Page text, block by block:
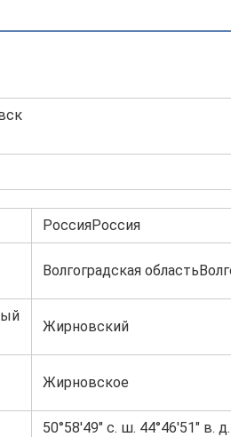
РоссияРоссия
Волгоградская
Жирновский
Жирновское
50°58′49″ с. ш. 44°46′51″